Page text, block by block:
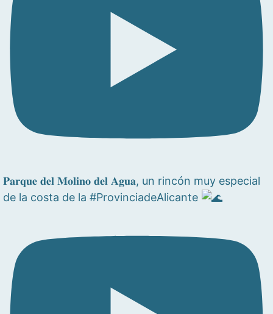
𝐏𝐚𝐫𝐪𝐮𝐞 𝐝𝐞𝐥 𝐌𝐨𝐥𝐢𝐧𝐨 𝐝𝐞𝐥 𝐀𝐠𝐮𝐚, un rincón muy especial
de la costa de la #ProvinciadeAlicante